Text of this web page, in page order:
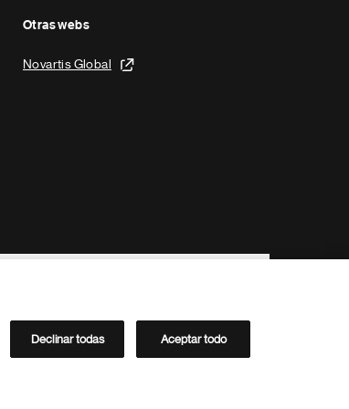
Otras webs
Novartis Global
Directorio de Novartis
Declinar todas Aceptar todo